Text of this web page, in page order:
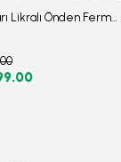
3'lü Takım Kolları Likralı Önden Fermuarlı Yırtmaçlı Maksi Burkini Tesettür Mayo D26